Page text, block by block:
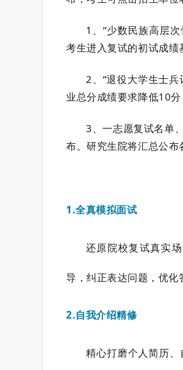
1、 “少数民族高层
考生进入复试的初试成绩
2、 “退役大学生士兵
业总分成绩要求降低10
3、一志愿复试名单
布。研究生院将汇总公布
1.全真模拟面试
还原院校复试真实
导，纠正表达问题，优化
2.自我介绍精修
精心打磨个人简历